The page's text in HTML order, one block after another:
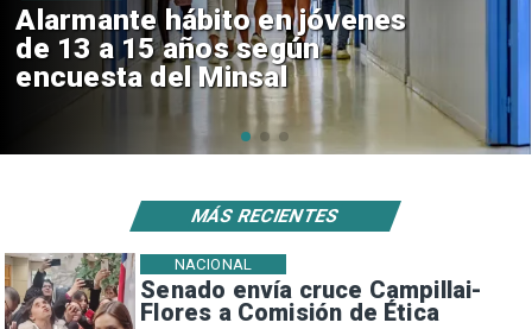
Aprueban creación del Parque
Sebastián Piñera con inversión
de $4 mil millones
Senado envía cruce Campillai-
Flores a Comisión de Ética
NACIONAL
MÁS RECIENTES